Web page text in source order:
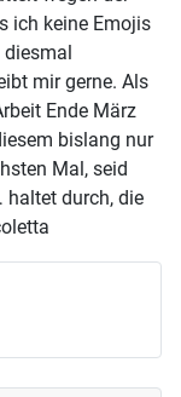
ich keine Emojis
mir gerne. Als
Ende März
bislang nur
Mal, seid
haltet durch, die